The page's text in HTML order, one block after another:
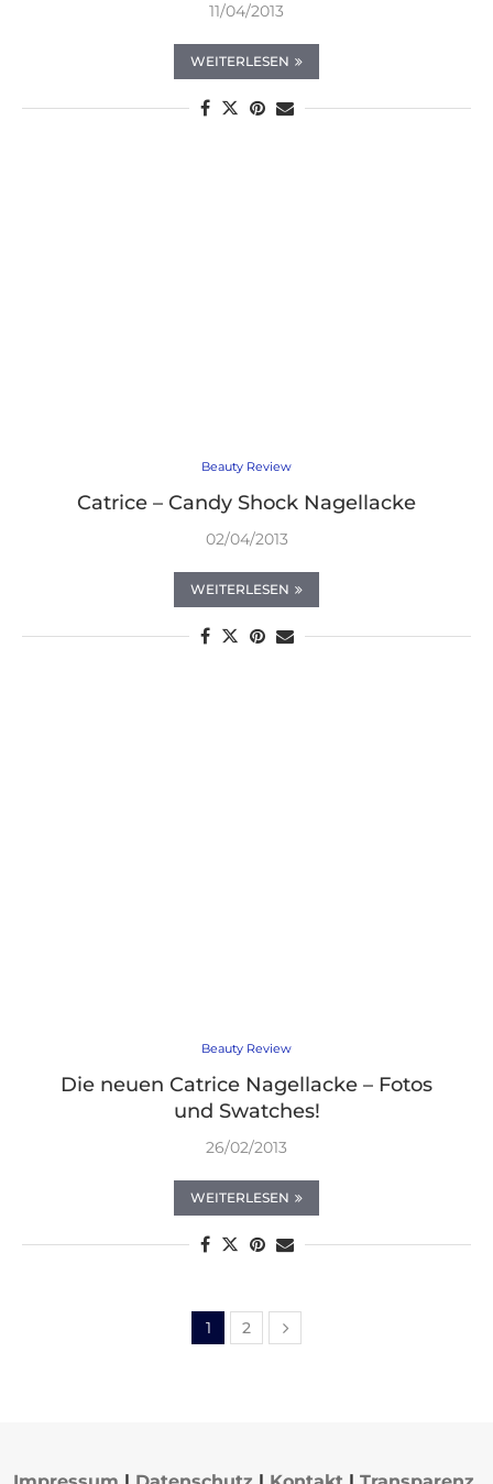
11/04/2013
WEITERLESEN
Beauty Review
Catrice – Candy Shock Nagellacke
02/04/2013
WEITERLESEN
Beauty Review
Die neuen Catrice Nagellacke – Fotos
und Swatches!
26/02/2013
WEITERLESEN
1 2